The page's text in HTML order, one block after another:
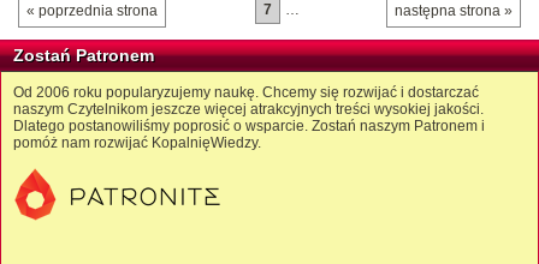
« poprzednia strona następna strona »
7 …
Zostań Patronem
Od 2006 roku popularyzujemy naukę. Chcemy się rozwijać i dostarczać
naszym Czytelnikom jeszcze więcej atrakcyjnych treści wysokiej jakości.
Dlatego postanowiliśmy poprosić o wsparcie. Zostań naszym Patronem i
pomóż nam rozwijać KopalnięWiedzy.